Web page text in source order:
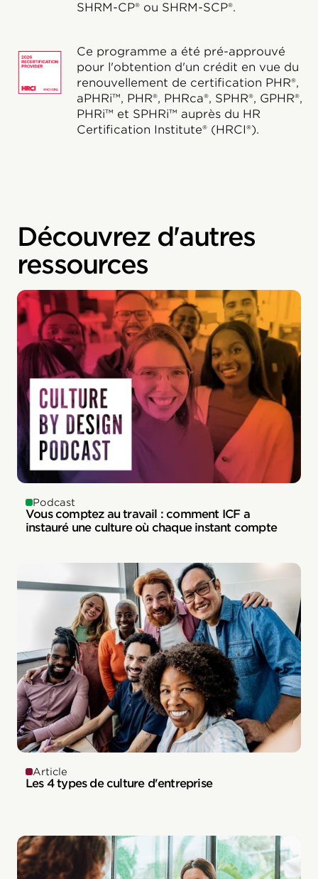
SHRM-CP® ou SHRM-SCP®.
Ce programme a été pré-approuvé
pour l'obtention d'un crédit en vue du
renouvellement de certification PHR®,
aPHRi™, PHR®, PHRca®, SPHR®, GPHR®,
PHRi™ et SPHRi™ auprès du HR
Certification Institute® (HRCI®).
Découvrez d'autres
ressources
Podcast
Vous comptez au travail : comment ICF a
instauré une culture où chaque instant compte
Article
Les 4 types de culture d'entreprise